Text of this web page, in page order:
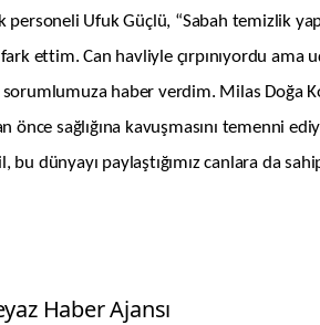
personeli Ufuk Güçlü, “Sabah temizlik
ettim. Can havliyle çırpınıyordu ama
haber verdim. Milas Doğa
önce sağlığına kavuşmasını temenni
bu dünyayı paylaştığımız canlara da
Haber Ajansı